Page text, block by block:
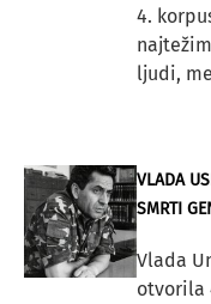
4.
ljudi,
VLADA
SMRTI
Vlada
otvorila